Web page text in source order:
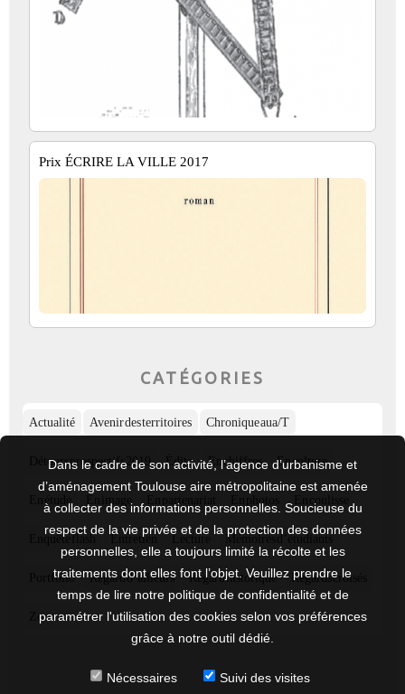
Prix ÉCRIRE LA VILLE 2017
CATÉGORIES
Actualité Avenir des territoires Chronique aua/T
Détours prospectifs 2019 Édito En chiffres En culture
Enquête flash Entretien Mémoires d’étudiants
Portfolio Regard d’ailleurs Regard historique Regards croisés
Zoom sur
Dans le cadre de son activité, l’agence d’urbanisme et
d’aménagement Toulouse aire métropolitaine est amenée
à collecter des informations personnelles. Soucieuse du
respect de la vie privée et de la protection des données
personnelles, elle a toujours limité la récolte et les
traitements dont elles font l’objet. Veuillez prendre le
temps de lire notre politique de confidentialité et de
paramétrer l'utilisation des cookies selon vos préférences
grâce à notre outil dédié.
Nécessaires Suivi des visites